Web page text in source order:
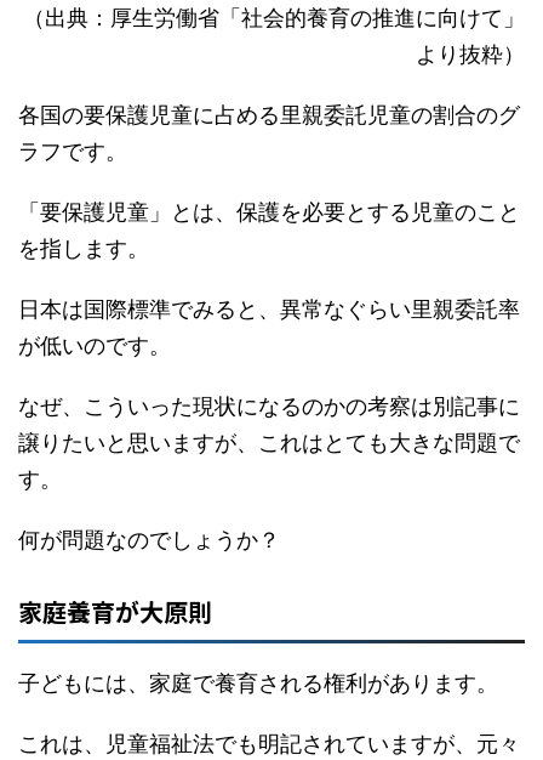
（出典：厚生労働省「社会的養育の推進に向けて」
より抜粋）
各国の要保護児童に占める里親委託児童の割合のグ
ラフです。
「要保護児童」とは、保護を必要とする児童のこと
を指します。
日本は国際標準でみると、異常なぐらい里親委託率
が低いのです。
なぜ、こういった現状になるのかの考察は別記事に
譲りたいと思いますが、これはとても大きな問題で
す。
何が問題なのでしょうか？
家庭養育が大原則
子どもには、家庭で養育される権利があります。
これは、児童福祉法でも明記されていますが、元々